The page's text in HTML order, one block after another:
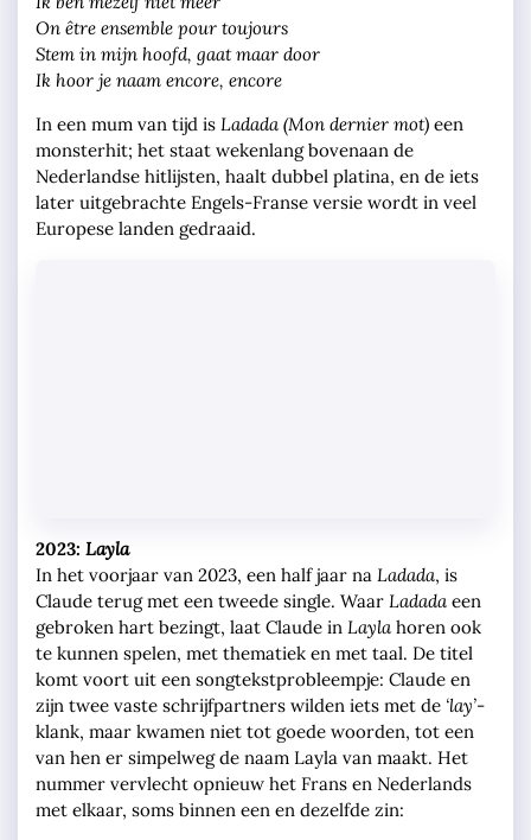
On être ensemble pour toujours
Stem in mijn hoofd, gaat maar door
Ik hoor je naam encore, encore
In een mum van tijd is Ladada (Mon dernier mot) een
monsterhit; het staat wekenlang bovenaan de
Nederlandse hitlijsten, haalt dubbel platina, en de iets
later uitgebrachte Engels-Franse versie wordt in veel
Europese landen gedraaid.
2023: Layla
In het voorjaar van 2023, een half jaar na Ladada, is
Claude terug met een tweede single. Waar Ladada een
gebroken hart bezingt, laat Claude in Layla horen ook
te kunnen spelen, met thematiek en met taal. De titel
komt voort uit een songtekstprobleempje: Claude en
zijn twee vaste schrijfpartners wilden iets met de ‘lay’-
klank, maar kwamen niet tot goede woorden, tot een
van hen er simpelweg de naam Layla van maakt. Het
nummer vervlecht opnieuw het Frans en Nederlands
met elkaar, soms binnen een en dezelfde zin: